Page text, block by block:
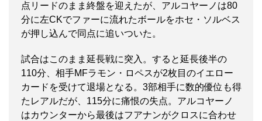
点リードのまま終盤を迎えたが、アルコヤーノは80
分に左CKでファーに流れたボールをホセ・ソルベス
が押し込んで同点に追いついた。
試合はこのまま延長戦に突入。すると延長後半の
110分、相手MFラモン・ロペスが2枚目のイエロー
カードを受けて退場となる。3部相手に数的優位も得
たレアルだが、115分に痛恨の失点。アルコヤーノ
はカウンターから最後はフアナンがクロスに合わせ